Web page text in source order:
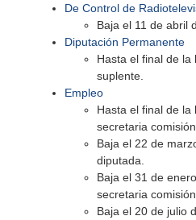
De Control de
Baja el 11 de abril
Diputación Permanente
Hasta el final de la
suplente.
Empleo
Hasta el final de la
secretaria comisión.
Baja el 22 de
diputada.
Baja el 31 de
secretaria comisión.
Baja el 20 de julio